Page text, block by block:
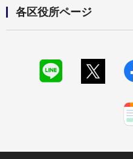
各区役所ページ